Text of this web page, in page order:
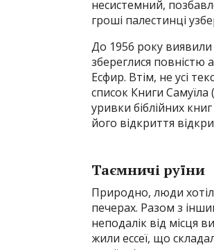
несистемний,
гроші палестинці
До 1956 року виявили
збереглися повністю
Есфир. Втім, не усі
список Книги Самуїла
уривки біблійних
його відкриття
Таємничі руїни
Природно, люди
печерах. Разом з
неподалік від місця
жили ессеї, що